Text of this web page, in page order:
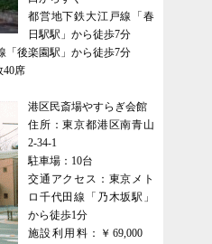
都営地下鉄大江戸線「春
日駅駅」から徒歩7分
「後楽園駅」から徒歩7分
席
港区民斎場やすらぎ会館
住所：東京都港区南青山
2-34-1
駐車場：10台
交通アクセス：東京メト
ロ千代田線「乃木坂駅」
から徒歩1分
施設利用料：￥69,000